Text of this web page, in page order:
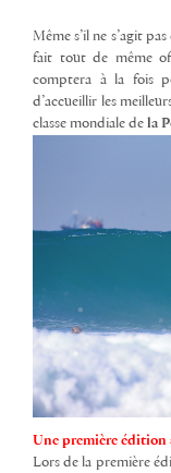
Même s’il ne s’agit
fait tout de même
comptera à la fois
d’accueillir les
classe mondiale de la
Une première édition
Lors de la première